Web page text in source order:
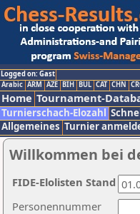
Logged on: Gast
Arabic ARM AZE BIH BUL CAT CHN
Home Tournament-
Turnierschach-Elozahl
Allgemeines Turnier
Willkommen bei
Personennummer
FIDE-Elolisten Stand